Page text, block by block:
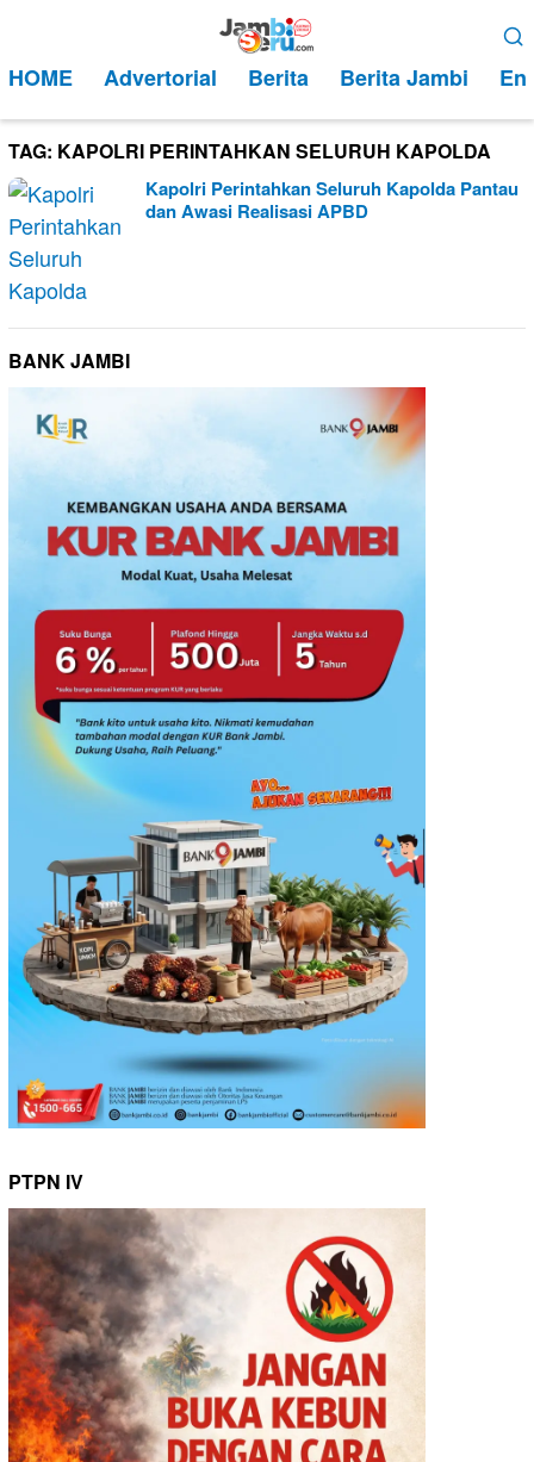
kontenMobile
HOME Advertorial Berita Berita Jambi
TAG: KAPOLRI PERINTAHKAN SELURUH KAPOLDA
Kapolri Perintahkan Seluruh Kapolda Pantau
dan Awasi Realisasi APBD
BANK JAMBI
PTPN IV